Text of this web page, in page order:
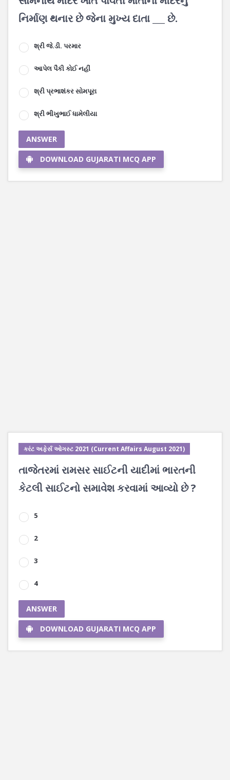
નિર્માણ થનાર છે જેના મુખ્ય દાતા ___ છે.
શ્રી જે.ડી. પરમાર
આપેલ પૈકી કોઈ નહીં
શ્રી પ્રભાશંકર સોમપૂરા
શ્રી ભીખુભાઈ ધામેલીયા
ANSWER
DOWNLOAD GUJARATI MCQ APP
કરંટ અફેર્સ ઓગસ્ટ 2021 (Current Affairs August 2021)
તાજેતરમાં રામસર સાઈટની યાદીમાં ભારતની
કેટલી સાઈટનો સમાવેશ કરવામાં આવ્યો છે ?
5
2
3
4
ANSWER
DOWNLOAD GUJARATI MCQ APP